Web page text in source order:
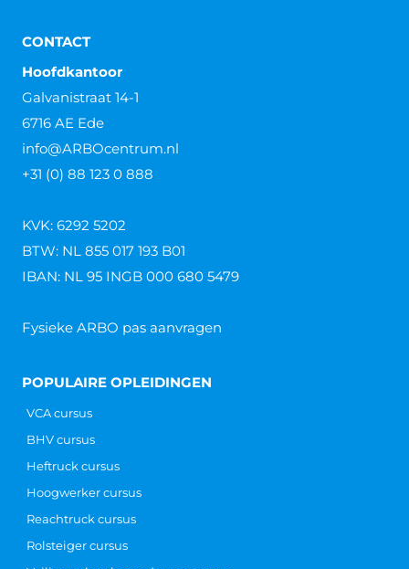
CONTACT
Hoofdkantoor
Galvanistraat 14-1
6716 AE Ede
info@ARBOcentrum.nl
+31 (0) 88 123 0 888
KVK: 6292 5202
BTW: NL 855 017 193 B01
IBAN: NL 95 INGB 000 680 5479
Fysieke ARBO pas aanvragen
POPULAIRE OPLEIDINGEN
VCA cursus
BHV cursus
Heftruck cursus
Hoogwerker cursus
Reachtruck cursus
Rolsteiger cursus